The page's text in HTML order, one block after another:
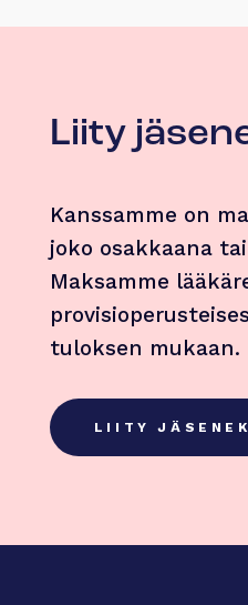
Liity
Kanssamme on
joko osakkaana
Maksamme
tuloksen mukaan.
LIITY